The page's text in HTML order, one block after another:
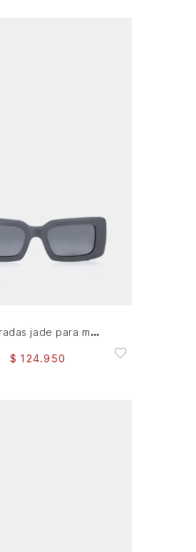
Gafas cuadradas jade para mujer protección UV
$ 124.950